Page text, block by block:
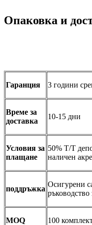
Опаковка и
Гаранция 3 години
Време за
доставка
10-15 дни
Условия за
плащане
50% T/T
наличен
поддръжка
Осигурени
MOQ 100